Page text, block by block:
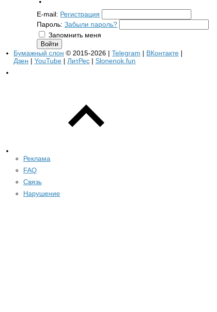
E-mail: Регистрация
Пароль: Забыли пароль?
Запомнить меня
Бумажный слон © 2015-2026 | Telegram | ВКонтакте |
Дзен | YouTube | ЛитРес | Slonenok.fun
Реклама
FAQ
Связь
Нарушение